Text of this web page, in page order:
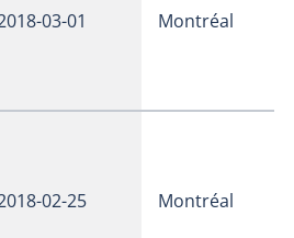
03-01 Montréal
02-25 Montréal